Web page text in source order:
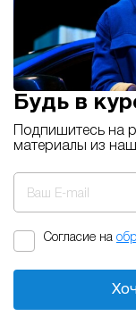
Будь в
Подпишитесь на
материалы из
Ваш E-mail
Согласие на